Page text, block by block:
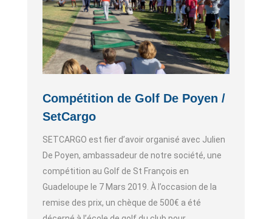
Compétition de Golf De Poyen /
SetCargo
SETCARGO est fier d’avoir organisé avec Julien
De Poyen, ambassadeur de notre société, une
compétition au Golf de St François en
Guadeloupe le 7 Mars 2019. À l’occasion de la
remise des prix, un chèque de 500€ a été